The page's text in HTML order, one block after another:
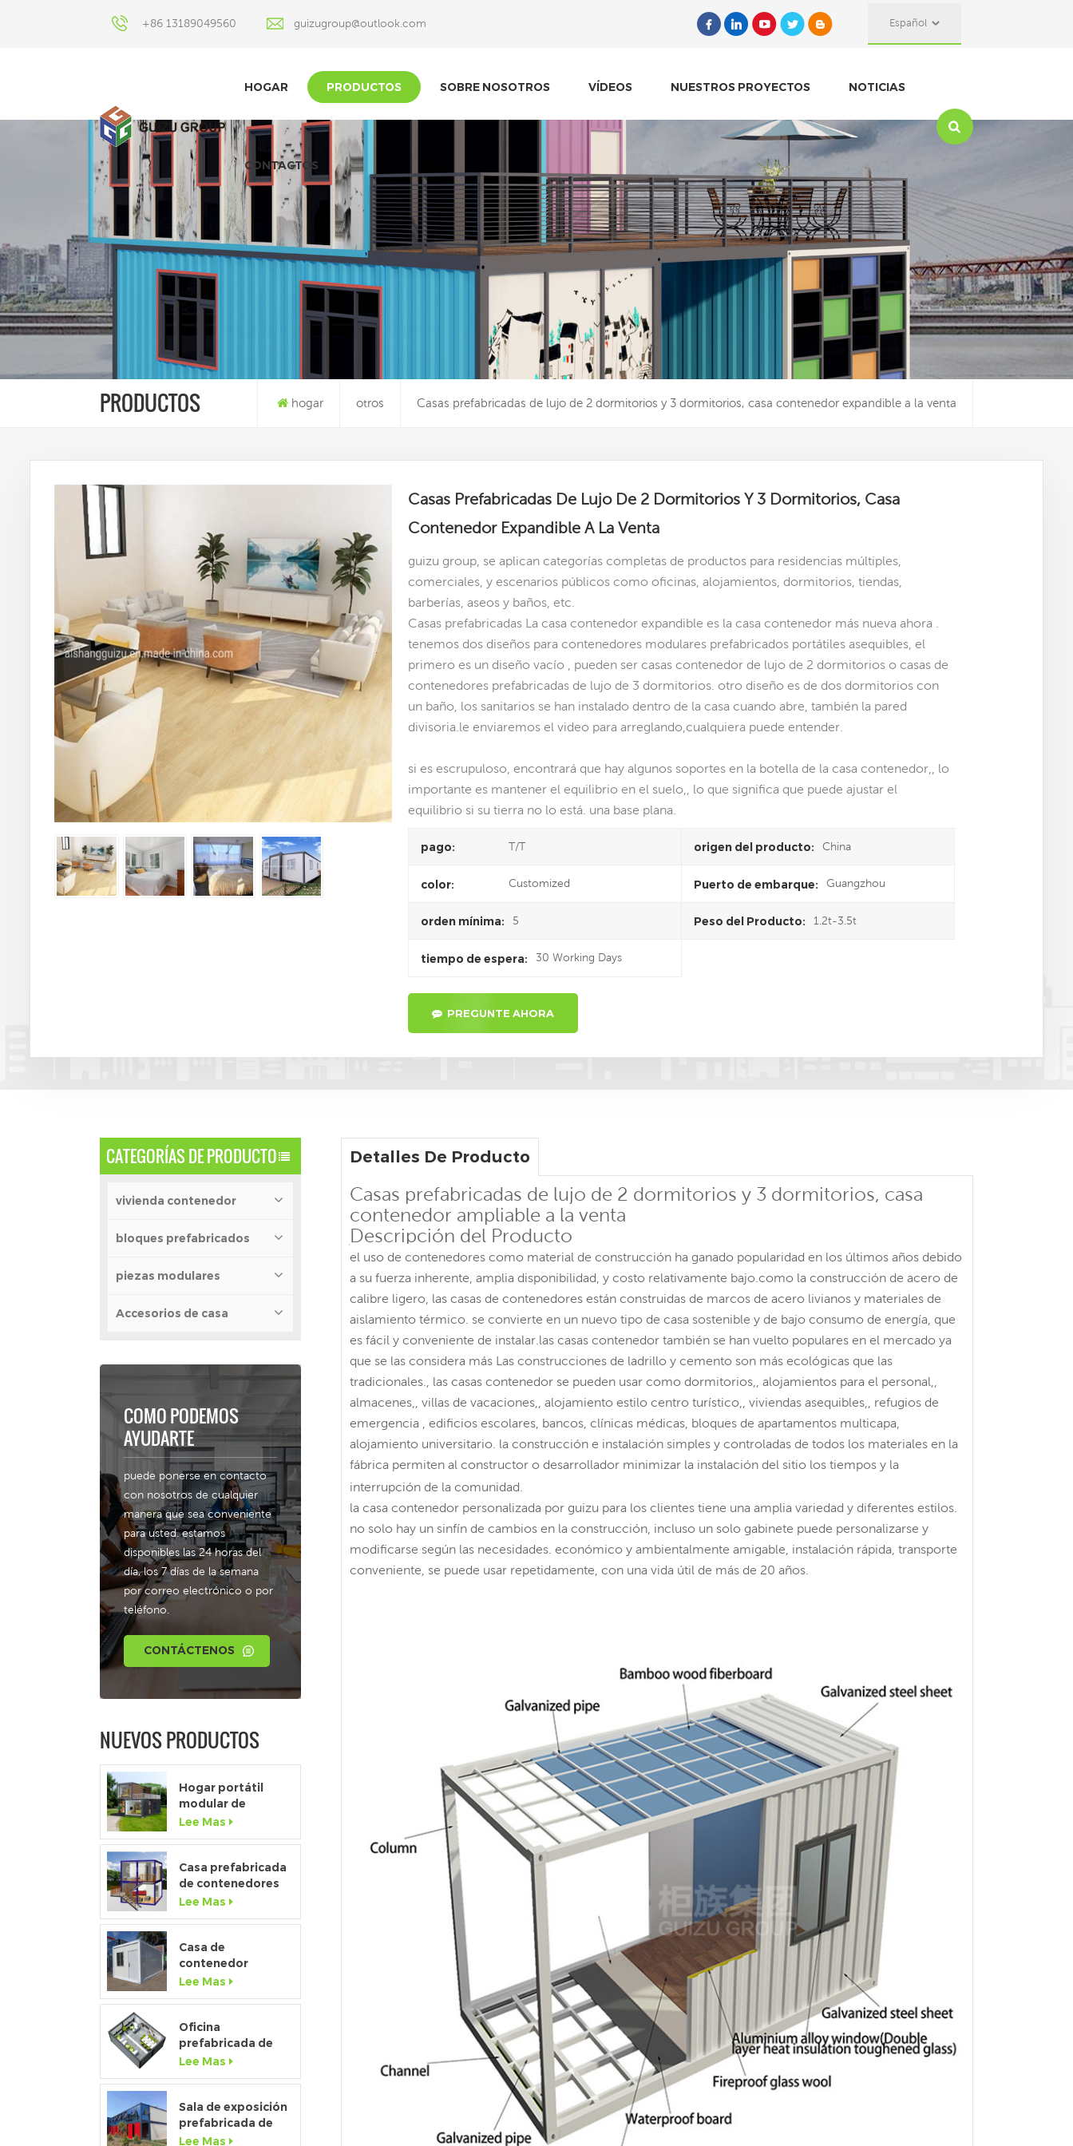
+86 13189049560 guizugroup@outlook.com Español
HOGAR PRODUCTOS SOBRE NOSOTROS VÍDEOS NUESTROS PROYECTOS NOTICIAS
CONTACTOS
PRODUCTOS hogar otros Casas prefabricadas de lujo de 2 dormitorios y 3 dormitorios, casa contenedor expandible a la venta
Casas Prefabricadas De Lujo De 2 Dormitorios Y 3 Dormitorios, Casa
Contenedor Expandible A La Venta
guizu group, se aplican categorías completas de productos para residencias múltiples,
comerciales, y escenarios públicos como oficinas, alojamientos, dormitorios, tiendas,
barberías, aseos y baños, etc.
Casas prefabricadas La casa contenedor expandible es la casa contenedor más nueva ahora .
tenemos dos diseños para contenedores modulares prefabricados portátiles asequibles, el
primero es un diseño vacío , pueden ser casas contenedor de lujo de 2 dormitorioso casas de
contenedores prefabricadas de lujo de 3 dormitorios. otro diseño es de dos dormitorios con
un baño, los sanitarios se han instalado dentro de la casa cuando abre, también la pared
divisoria.le enviaremos el video para arreglando,cualquiera puede entender.
si es escrupuloso, encontrará que hay algunos soportes en la botella de la casa contenedor,, lo
importante es mantener el equilibrio en el suelo,, lo que significa que puede ajustar el
equilibrio si su tierra no lo está. una base plana.
pago: T/T origen del producto: China
color: Customized Puerto de embarque: Guangzhou
orden mínima: 5 Peso del Producto: 1.2t-3.5t
tiempo de espera: 30 Working Days
PREGUNTE AHORA
CATEGORÍAS DE PRODUCTO
vivienda contenedor
bloques prefabricados
piezas modulares
Accesorios de casa
COMO PODEMOS
AYUDARTE
puede ponerse en contacto
con nosotros de cualquier
manera que sea conveniente
para usted. estamos
disponibles las 24 horas del
día, los 7 días de la semana
por correo electrónico o por
teléfono.
CONTÁCTENOS
NUEVOS PRODUCTOS
Hogar portátil
modular de
ventana de altura
completa de gama
Lee Mas
Casa prefabricada
de contenedores
de paquete plano
de lujo 2020 con
Lee Mas
Casa de
contenedor
desmontable de
bajo costo de
la venta
Lee Mas
Oficina
prefabricada de
contenedores
temporales de
20 pies para el sitio
de construcción
Lee Mas
Sala de exposición
prefabricada de
casa contenedor
Lee Mas
Detalles De Producto
Casas prefabricadas de lujo de 2 dormitorios y 3 dormitorios, casa
contenedor ampliable a la venta
Descripción del Producto
el uso de contenedores como material de construcción ha ganado popularidad en los últimos años debido
a su fuerza inherente, amplia disponibilidad, y costo relativamente bajo.como la construcción de acero de
calibre ligero, las casas de contenedores están construidas de marcos de acero livianos y materiales de
aislamiento térmico. se convierte en un nuevo tipo de casa sostenible y de bajo consumo de energía, que
es fácil y conveniente de instalar.las casas contenedor también se han vuelto populares en el mercado ya
que se las considera más Las construcciones de ladrillo y cemento son más ecológicas que las
tradicionales., las casas contenedor se pueden usar como dormitorios,, alojamientos para el personal,,
almacenes,, villas de vacaciones,, alojamiento estilo centro turístico,, viviendas asequibles,, refugios de
emergencia , edificios escolares, bancos, clínicas médicas, bloques de apartamentos multicapa,
alojamiento universitario. la construcción e instalación simples y controladas de todos los materiales en la
fábrica permiten al constructor o desarrollador minimizar la instalación del sitio los tiempos y la
interrupción de la comunidad.
la casa contenedor personalizada por guizu para los clientes tiene una amplia variedad y diferentes estilos.
no solo hay un sinfín de cambios en la construcción, incluso un solo gabinete puede personalizarse y
modificarse según las necesidades. económico y ambientalmente amigable, instalación rápida, transporte
conveniente, se puede usar repetidamente, con una vida útil de más de 20 años.